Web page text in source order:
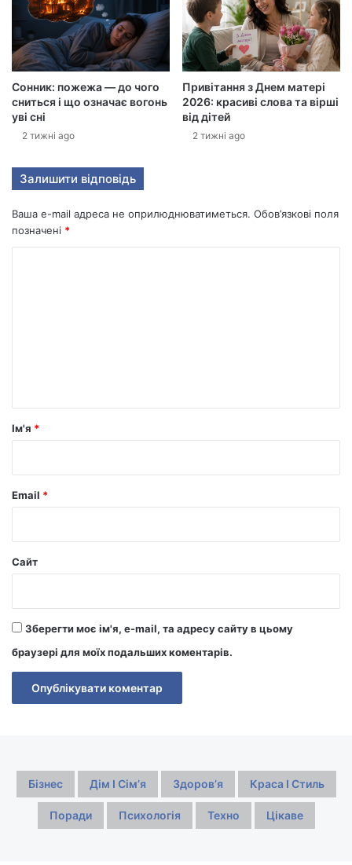
а
р
е
с
у
Сонник: пожежа — до чого
сниться і що означає вогонь
уві сні
2 тижні ago
Привітання з Днем матері
2026: красиві слова та вірші
від дітей
2 тижні ago
Залишити відповідь
Ваша e-mail адреса не оприлюднюватиметься. Обов’язкові поля
позначені *
рІм'я *
Email *
Сайт
Зберегти моє ім'я, e-mail, та адресу сайту в цьому
браузері для моїх подальших коментарів.
Бізнес Дім І Сімʼя Здоровʼя Краса І Стиль
Поради Психологія Техно Цікаве